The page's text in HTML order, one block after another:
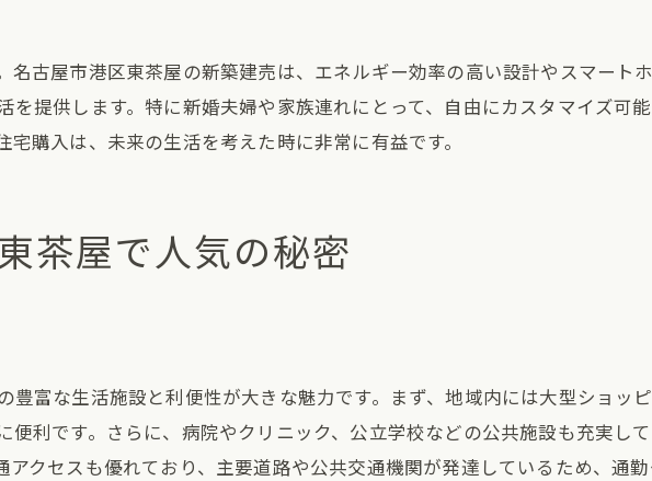
市と自然が共存する独特な魅力
活利便施設の近さが生む快適さ
域の静けさと安心感の両立
建売で実現する名古屋市港区東茶屋の快適な住環境
築住宅の最新設備と技術
省エネとエコを考慮した住宅設計
域でのコミュニティ活動の楽しみ
通アクセスが叶える通勤の快適さ
古屋市港区東茶屋の新築建売は、エネルギー効率の高い設計やスマート
提供します。特に新婚夫婦や家族連れにとって、自由にカスタマイズ可
購入は、未来の生活を考えた時に非常に有益です。
茶屋で人気の秘密
富な生活施設と利便性が大きな魅力です。まず、地域内には大型ショッ
利です。さらに、病院やクリニック、公立学校などの公共施設も充実し
クセスも優れており、主要道路や公共交通機関が発達しているため、通